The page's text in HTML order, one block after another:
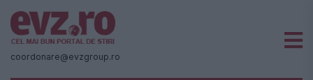
Știri
naționale
coordonare@evzgroup.ro